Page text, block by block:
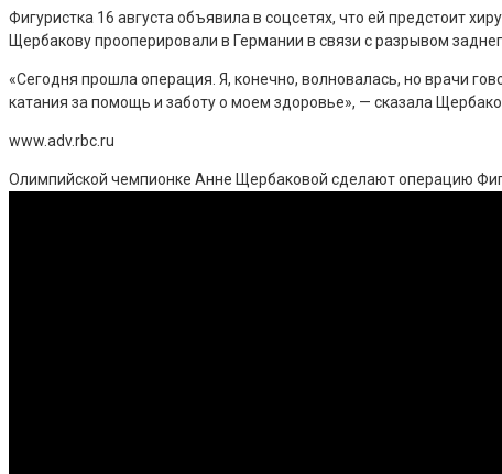
Фигуристка 16 августа объявила в соцсетях, что ей предстоит
Щербакову прооперировали в Германии в связи с разрывом
«Сегодня прошла операция. Я, конечно, волновалась, но врачи
катания за помощь и заботу о моем здоровье», — сказала
www.adv.rbc.ru
Олимпийской чемпионке Анне Щербаковой сделают операцию